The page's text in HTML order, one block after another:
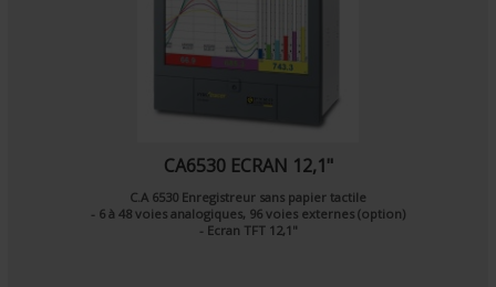
CA6530 ECRAN 12,1"
C.A 6530 Enregistreur sans papier tactile
- 6 à 48 voies analogiques, 96 voies externes (option)
- Ecran TFT 12,1"